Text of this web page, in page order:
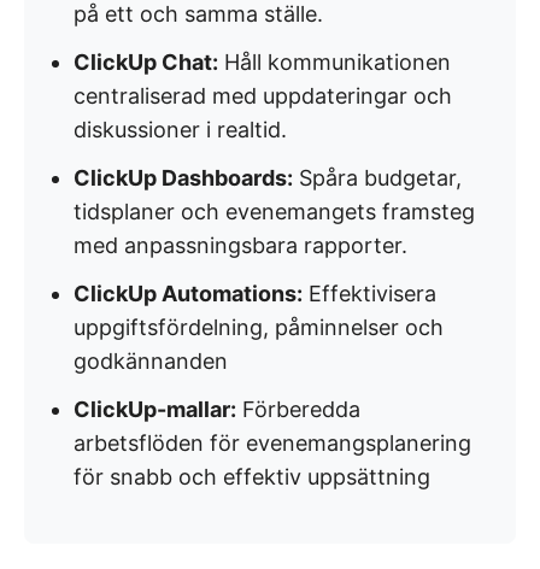
på ett och samma ställe.
ClickUp Chat: Håll kommunikationen
centraliserad med uppdateringar och
diskussioner i realtid.
ClickUp Dashboards: Spåra budgetar,
tidsplaner och evenemangets framsteg
med anpassningsbara rapporter.
ClickUp Automations: Effektivisera
uppgiftsfördelning, påminnelser och
godkännanden
ClickUp-mallar: Förberedda
arbetsflöden för evenemangsplanering
för snabb och effektiv uppsättning